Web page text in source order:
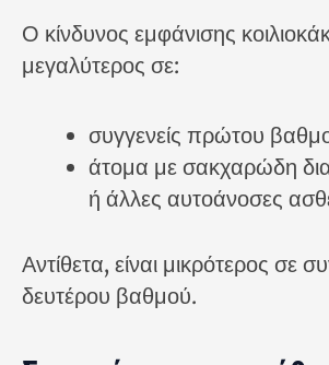
Ο κίνδυνος εμφάνισης
μεγαλύτερος σε:
συγγενείς πρώτου
άτομα με σακχαρώδη
ή άλλες αυτοάνοσες
Αντίθετα, είναι μικρότερος σε
δευτέρου βαθμού.